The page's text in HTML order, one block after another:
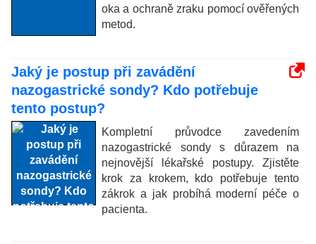
oka a ochraně zraku pomocí ověřených
metod.
Jaký je postup při zavádění
nazogastrické sondy? Kdo potřebuje
tento postup?
Kompletní průvodce zavedením
nazogastrické sondy s důrazem na
nejnovější lékařské postupy. Zjistěte
krok za krokem, kdo potřebuje tento
zákrok a jak probíhá moderní péče o
pacienta.